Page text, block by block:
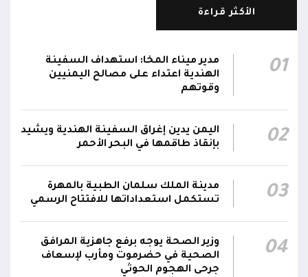
صنعاء
00:28
صالح يشيد بالروح القتالية العالية لكافة منتسبي
الفرقتين الأولى والثالثة وحسن التعامل مع الموقف
وثبات المقاتلين في مواقعهم
00:26
الفريق أول ركن طارق صالح يعزي في اتصالين
هاتفيين قائدي الفرقتين الأولى والثالثة طوارئ في
استشهاد عدد من الأبطال بالهجوم الحوثي الغادر
اللجنة الأمنية بحضرموت تدين هجوم مليشيا
الحوثي على القوات المسلحة وتؤكد استمرار
والاستقرار
جدد #المكتب_السياسي تمسكه بمواصلة النضال
الأكثر قراءة
01
مدير ميناء المخا: استهداف السفينة
الهندية اعتداء على مصالح اليمنيين
وقوتهم
02
اليمن يدين إغراق السفينة الهندية ويشيد
بإنقاذ طاقمها في البحر الأحمر
03
مدينة الملك سلمان الطبية بالمهرة
تستكمل استعداداتها للافتتاح الرسمي
04
وزير الصحة يوجه برفع جاهزية المرافق
الصحية في حضرموت ومأرب لإسعاف
جرحى الهجوم الحوثي